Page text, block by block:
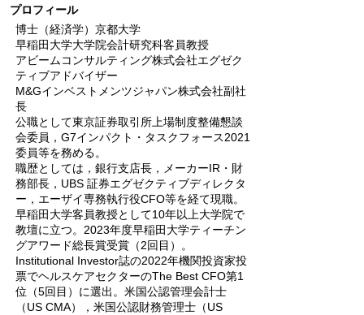
プロフィール
博士（経済学）京都大学
早稲田大学大学院会計研究科客員教授
アビームコンサルティング株式会社エグゼク
ティブアドバイザー
M&Gインベストメンツジャパン株式会社副社
長
公職として東京証券取引所上場制度整備懇談
会委員，G7インパクト・タスクフォース2021
委員等を務める。
職歴としては，銀行支店長，メーカーIR・財
務部長，UBS 証券エグゼクティブディレクタ
ー，エーザイ専務執行役CFO等を経て現職。
早稲田大学客員教授として10年以上大学院で
教壇に立つ。2023年度早稲田大学ティーチン
グアワード総長賞受賞（2回目）。
Institutional Investor誌の2022年機関投資家投
票でヘルスケアセクターのThe Best CFO第1
位（5回目）に選出。米国公認管理会計士
（US CMA），米国公認財務管理士（US